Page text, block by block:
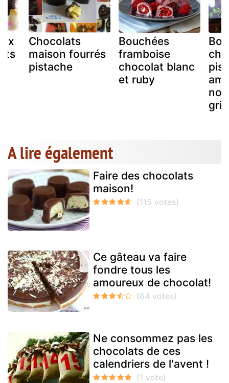
Chocolats
maison fourrés
pistache
Bouchées
framboise
chocolat blanc
et ruby
A lire également
Faire des chocolats
maison!
Ce gâteau va faire
fondre tous les
amoureux de chocolat!
Ne consommez pas les
chocolats de ces
calendriers de l'avent !